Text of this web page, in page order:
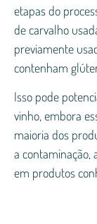
etapas do
de carvalho
previamente
contenham
Isso pode
vinho, embora
maioria dos
a contaminação,
em produtos